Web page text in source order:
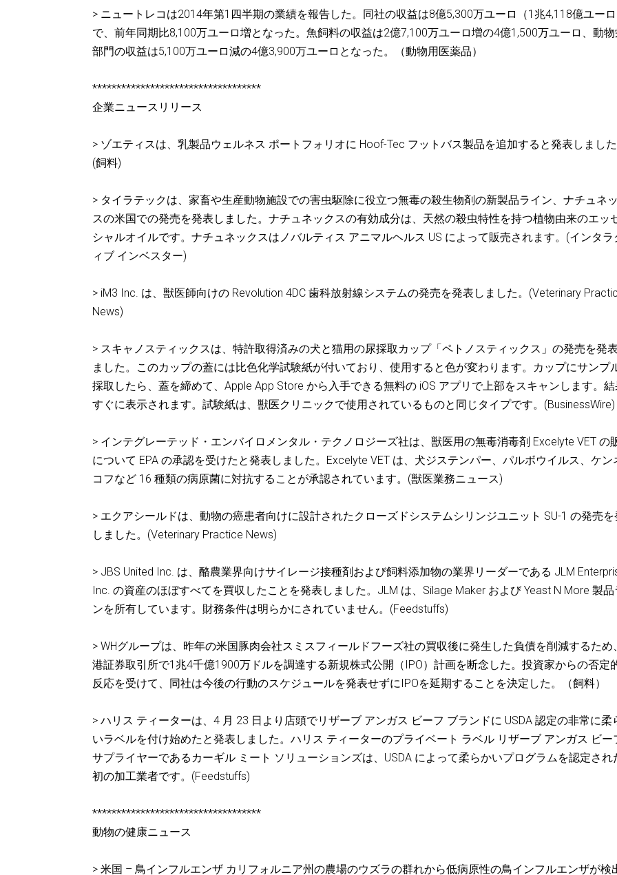
> ニュートレコは2014年第1四半期の業績を報告した。同社の収益は8億5,300万ユーロ（1兆4,118億ユーロ
で、前年同期比8,100万ユーロ増となった。魚飼料の収益は2億7,100万ユーロ増の4億1,500万ユーロ、動物
部門の収益は5,100万ユーロ減の4億3,900万ユーロとなった。（動物用医薬品）
***********************************
企業ニュースリリース
> ゾエティスは、乳製品ウェルネス ポートフォリオに Hoof-Tec フットバス製品を追加すると発表しました
(飼料)
> タイラテックは、家畜や生産動物施設での害虫駆除に役立つ無毒の殺生物剤の新製品ライン、ナチュネ
スの米国での発売を発表しました。ナチュネックスの有効成分は、天然の殺虫特性を持つ植物由来のエッ
シャルオイルです。ナチュネックスはノバルティス アニマルヘルス US によって販売されます。(インタラ
ィブ インベスター)
> iM3 Inc. は、獣医師向けの Revolution 4DC 歯科放射線システムの発売を発表しました。(Veterinary
News)
> スキャノスティックスは、特許取得済みの犬と猫用の尿採取カップ「ペトノスティックス」の発売を発
ました。このカップの蓋には比色化学試験紙が付いており、使用すると色が変わります。カップにサンプ
採取したら、蓋を締めて、Apple App Store から入手できる無料の iOS アプリで上部をスキャンします。結
すぐに表示されます。試験紙は、獣医クリニックで使用されているものと同じタイプです。(BusinessWire)
> インテグレーテッド・エンバイロメンタル・テクノロジーズ社は、獣医用の無毒消毒剤 Excelyte VET の
について EPA の承認を受けたと発表しました。Excelyte VET は、犬ジステンパー、パルボウイルス、ケン
コフなど 16 種類の病原菌に対抗することが承認されています。(獣医業務ニュース)
> エクアシールドは、動物の癌患者向けに設計されたクローズドシステムシリンジユニット SU-1 の発売を
しました。(Veterinary Practice News)
> JBS United Inc. は、酪農業界向けサイレージ接種剤および飼料添加物の業界リーダーである JLM
Inc. の資産のほぼすべてを買収したことを発表しました。JLM は、Silage Maker および Yeast N More 製品
ンを所有しています。財務条件は明らかにされていません。(Feedstuffs)
> WHグループは、昨年の米国豚肉会社スミスフィールドフーズ社の買収後に発生した負債を削減するため
港証券取引所で1兆4千億1900万ドルを調達する新規株式公開（IPO）計画を断念した。投資家からの否定
反応を受けて、同社は今後の行動のスケジュールを発表せずにIPOを延期することを決定した。（飼料）
> ハリス ティーターは、4 月 23 日より店頭でリザーブ アンガス ビーフ ブランドに USDA 認定の非常に柔
いラベルを付け始めたと発表しました。ハリス ティーターのプライベート ラベル リザーブ アンガス ビー
サプライヤーであるカーギル ミート ソリューションズは、USDA によって柔らかいプログラムを認定され
初の加工業者です。(Feedstuffs)
***********************************
動物の健康ニュース
> 米国 – 鳥インフルエンザ カリフォルニア州の農場のウズラの群れから低病原性の鳥インフルエンザが検